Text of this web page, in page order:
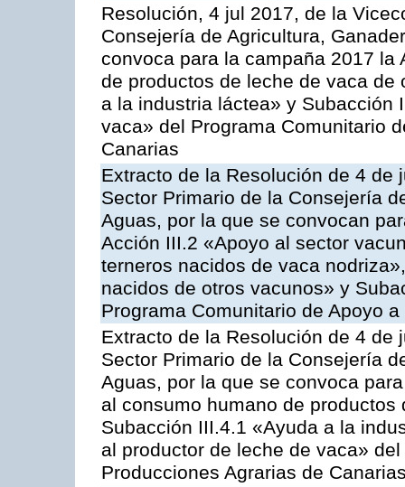
Resolución, 4 jul 2017, de la
Consejería de Agricultura,
convoca para la campaña 2017
de productos de leche de vaca
a la industria láctea» y Subacción
vaca» del Programa Comunitario
Canarias
Extracto de la Resolución de 4
Sector Primario de la Consejería
Aguas, por la que se convocan
Acción III.2 «Apoyo al sector
terneros nacidos de vaca
nacidos de otros vacunos» y
Programa Comunitario de Apoyo
Extracto de la Resolución de 4
Sector Primario de la Consejería
Aguas, por la que se convoca
al consumo humano de
Subacción III.4.1 «Ayuda a la
al productor de leche de vaca»
Producciones Agrarias de